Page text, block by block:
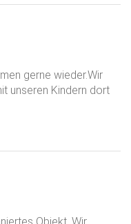
Küche alle
auch ohne
gibt es ein
Mahlzeit. Für
gerne wieder.Wir
unseren Kindern dort